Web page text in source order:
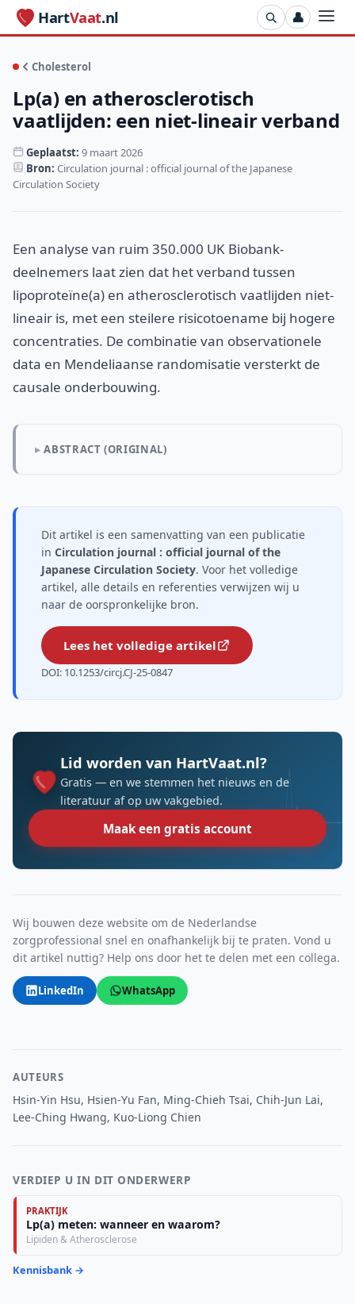
HartVaat.nl 👤
Cholesterol
Lp(a) en atherosclerotisch
vaatlijden: een niet-lineair verband
Geplaatst: 9 maart 2026
Bron: Circulation journal : official journal of the Japanese
Circulation Society
Een analyse van ruim 350.000 UK Biobank-
deelnemers laat zien dat het verband tussen
lipoproteïne(a) en atherosclerotisch vaatlijden niet-
lineair is, met een steilere risicotoename bij hogere
concentraties. De combinatie van observationele
data en Mendeliaanse randomisatie versterkt de
causale onderbouwing.
ABSTRACT (ORIGINAL)
Dit artikel is een samenvatting van een publicatie
in Circulation journal : official journal of the
Japanese Circulation Society. Voor het volledige
artikel, alle details en referenties verwijzen wij u
naar de oorspronkelijke bron.
Lees het volledige artikel
DOI: 10.1253/circj.CJ-25-0847
Lid worden van HartVaat.nl?
Gratis — en we stemmen het nieuws en de
literatuur af op uw vakgebied.
Maak een gratis account
Wij bouwen deze website om de Nederlandse
zorgprofessional snel en onafhankelijk bij te praten. Vond u
dit artikel nuttig? Help ons door het te delen met een collega.
LinkedIn WhatsApp
AUTEURS
Hsin-Yin Hsu, Hsien-Yu Fan, Ming-Chieh Tsai, Chih-Jun Lai,
Lee-Ching Hwang, Kuo-Liong Chien
VERDIEP U IN DIT ONDERWERP
PRAKTIJK
Lp(a) meten: wanneer en waarom?
Lipiden & Atherosclerose
Kennisbank →